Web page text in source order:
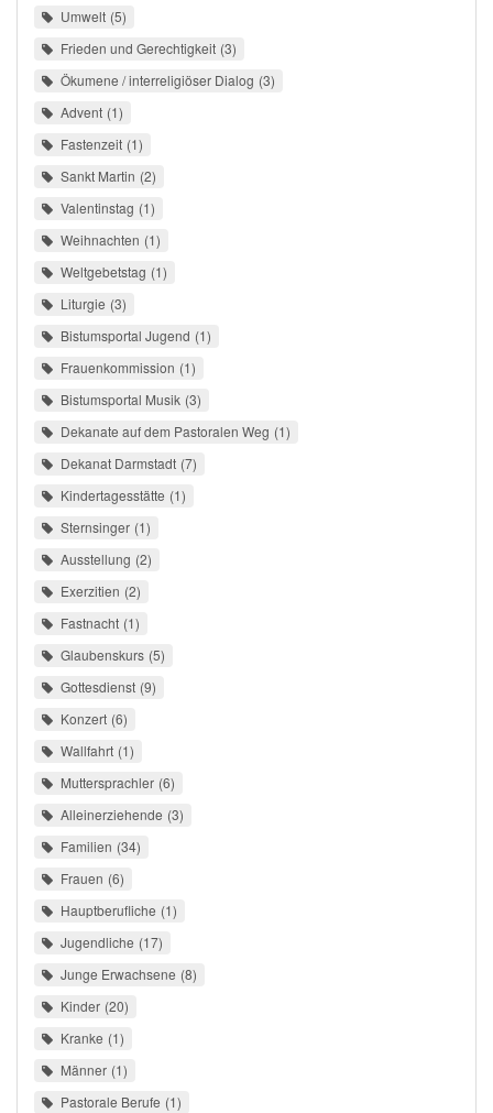
Umwelt 5
Frieden und Gerechtigkeit 3
Ökumene / interreligiöser Dialog 3
Advent 1
Fastenzeit 1
Sankt Martin 2
Valentinstag 1
Weihnachten 1
Weltgebetstag 1
Liturgie 3
Bistumsportal Jugend 1
Frauenkommission 1
Bistumsportal Musik 3
Dekanate auf dem Pastoralen Weg 1
Dekanat Darmstadt 7
Kindertagesstätte 1
Sternsinger 1
Ausstellung 2
Exerzitien 2
Fastnacht 1
Glaubenskurs 5
Gottesdienst 9
Konzert 6
Wallfahrt 1
Muttersprachler 6
Alleinerziehende 3
Familien 34
Frauen 6
Hauptberufliche 1
Jugendliche 17
Junge Erwachsene 8
Kinder 20
Kranke 1
Männer 1
Pastorale Berufe 1